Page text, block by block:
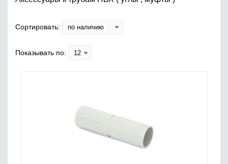
Сортировать:
Показывать по: